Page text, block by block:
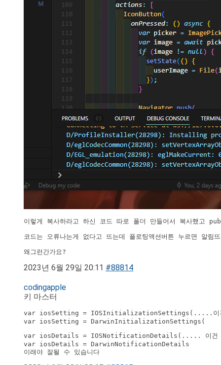
이렇게 복사하라고 하신 코드 따로 폴더 만들어서 복사했고
코드는 오류나는게 없다고 뜨는데 플로팅액션버튼 누르면 알림
왜그런간가요?
2023년 6월 29일 20:11 #88814
codingapple
키 마스터
var iosSetting = IOSInitializationSettings(.....이
var iosSetting = DarwinInitializationSettings(
var iosDetails = IOSNotificationDetails(..... 이건
var iosDetails = DarwinNotificationDetails
이래야 잘될 수 있습니다